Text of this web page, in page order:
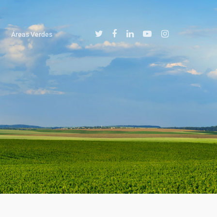
Áreas Verdes